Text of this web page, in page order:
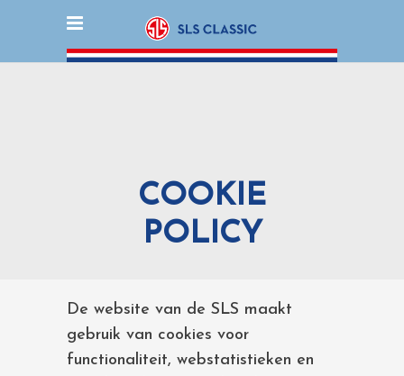
COOKIE
POLICY
De website van de SLS maakt
gebruik van cookies voor
functionaliteit, webstatistieken en